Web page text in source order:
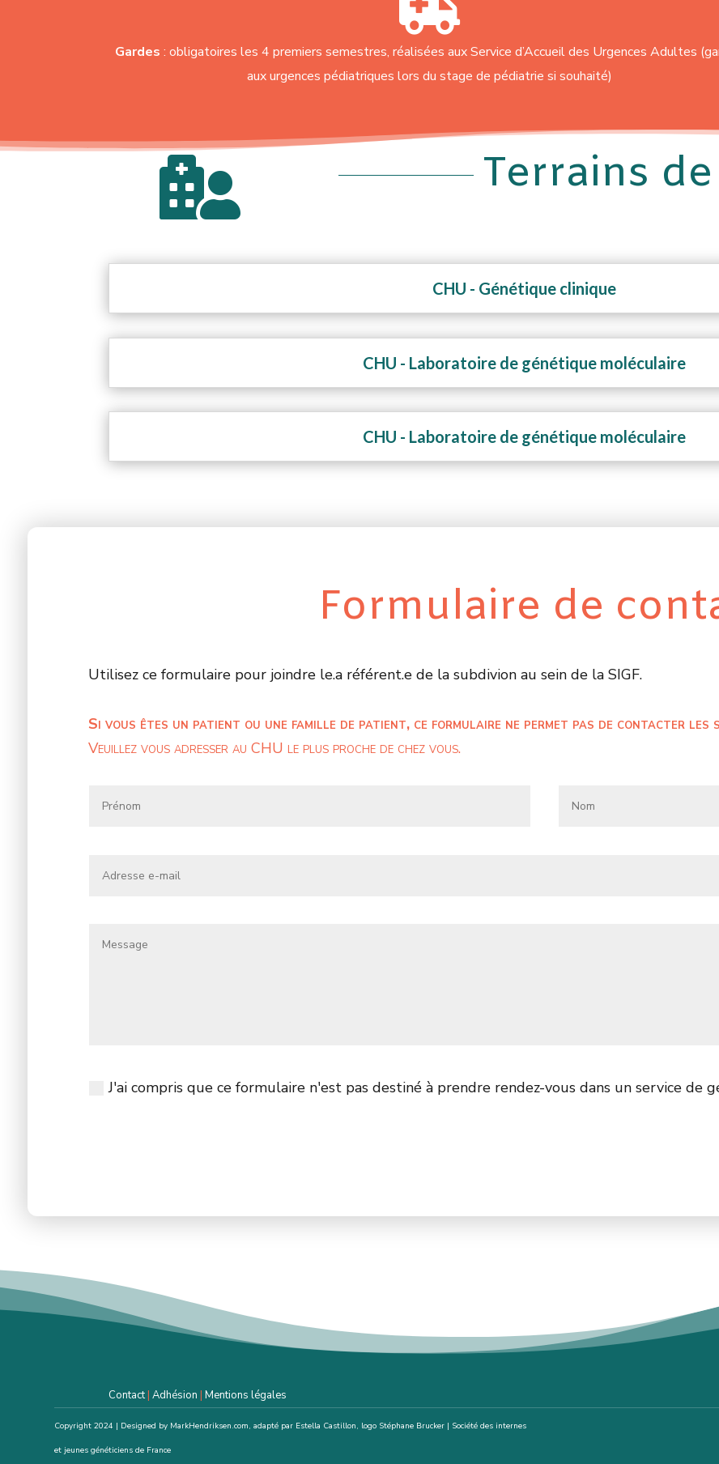

Gardes : obligatoires les 4 premiers semestres, réalisées aux Service d’Accueil des Urgences Adultes
aux urgences pédiatriques lors du stage de pédiatrie si souhaité)
 Terrains
CHU - Génétique clinique
CHU - Laboratoire de génétique moléculaire
CHU - Laboratoire de génétique moléculaire
Formulaire de
Utilisez ce formulaire pour joindre le.a référent.e de la subdivion au sein de la SIGF.
Si vous êtes un patient ou une famille de patient, ce formulaire ne permet pas de contacter les
Veuillez vous adresser au CHU le plus proche de chez vous.
J'ai compris que ce formulaire n'est pas destiné à prendre rendez-vous dans un service de
Contact|Adhésion |Mentions légales
Copyright 2024 | Designed by MarkHendriksen.com, adapté par Estella Castillon, logo Stéphane Brucker | Société des internes
et jeunes généticiens de France